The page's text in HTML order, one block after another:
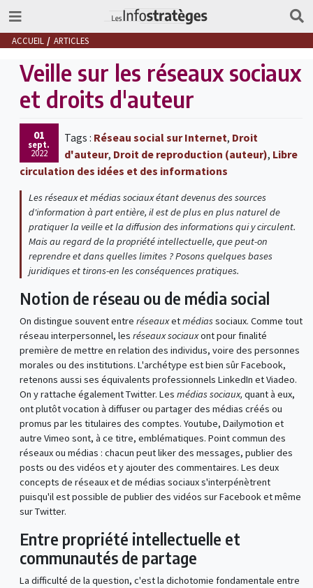
ACCUEIL ARTICLES
Veille sur les réseaux sociaux
et droits d'auteur
01
sept.
2022
Tags : Réseau social sur Internet, Droit
d'auteur, Droit de reproduction (auteur), Libre
circulation des idées et des informations
Les réseaux et médias sociaux étant devenus des sources
d'information à part entière, il est de plus en plus naturel de
pratiquer la veille et la diffusion des informations qui y circulent.
Mais au regard de la propriété intellectuelle, que peut-on
reprendre et dans quelles limites ? Posons quelques bases
juridiques et tirons-en les conséquences pratiques.
Notion de réseau ou de média social
On distingue souvent entre réseauxetmédias sociaux. Comme tout
réseau interpersonnel, les réseaux sociauxont pour finalité
première de mettre en relation des individus, voire des personnes
morales ou des institutions. L'archétype est bien sûr Facebook,
retenons aussi ses équivalents professionnels LinkedIn et Viadeo.
On y rattache également Twitter. Les médias sociaux, quant à eux,
ont plutôt vocation à diffuser ou partager des médias créés ou
promus par les titulaires des comptes. Youtube, Dailymotion et
autre Vimeo sont, à ce titre, emblématiques. Point commun des
réseaux ou médias : chacun peut liker des messages, publier des
posts ou des vidéos et y ajouter des commentaires. Les deux
concepts de réseaux et de médias sociaux s'interpénètrent
puisqu'il est possible de publier des vidéos sur Facebook et même
sur Twitter.
Entre propriété intellectuelle et
communautés de partage
La difficulté de la question, c'est la dichotomie fondamentale entre